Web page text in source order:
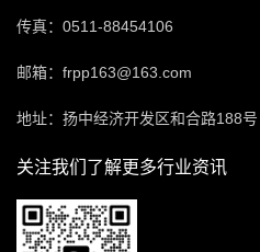
传真：0511-88454106
邮箱：frpp163@163.com
地址：扬中经济开发区和合路188号
关注我们了解更多行业资讯